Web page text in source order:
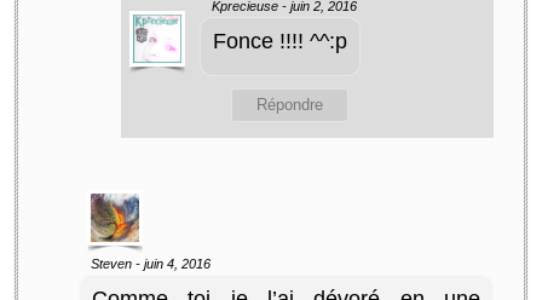
Kprecieuse - juin 2, 2016
Fonce !!!! ^^:p
Répondre
Steven - juin 4, 2016